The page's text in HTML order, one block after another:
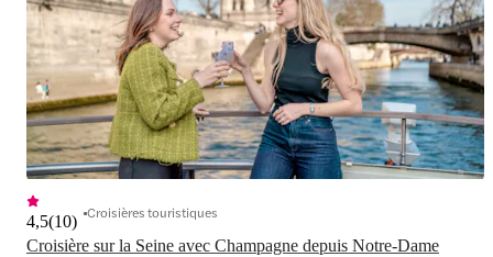
Croisière sur la Seine avec Champagne depuis Notre-Dame
4,5(10) Croisières touristiques